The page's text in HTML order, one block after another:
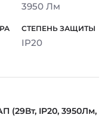
3950 Лм
IP20
(29Вт, IP20, 3950Лм,